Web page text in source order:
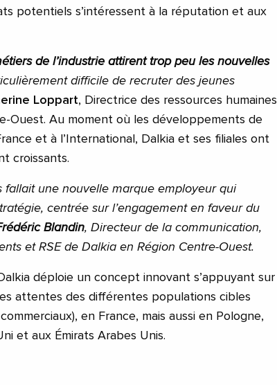
potentiels s’intéressent à la réputation et aux
de l’industrie attirent trop peu les nouvelles
difficile de recruter des jeunes
Loppart, Directrice des ressources humaines
Ouest. Au moment où les développements de
et à l’International, Dalkia et ses filiales ont
croissants.
fallait une nouvelle marque employeur qui
centrée sur l’engagement en faveur du
Blandin, Directeur de la communication,
et RSE de Dalkia en Région Centre-Ouest.
déploie un concept innovant s’appuyant sur
attentes des différentes populations cibles
en France, mais aussi en Pologne,
et aux Émirats Arabes Unis.